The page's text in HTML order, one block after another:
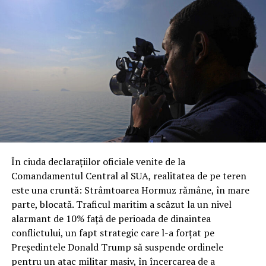
de noi fonduri și flexibilități pentru Pentagon.
radare Kronos, alături de tehnologia ACUS-E produsă de
Leonardo, special concepută pentru a neutraliza
amenințarea dronelor de mici dimensiuni. Importanța
misiunii este subliniată de faptul că Roma a trimis
echipamente de o raritate și complexitate extremă, a
căror eventuală pierdere ar fi o lovitură grea pentru
capacitatea națională de apărare.
Revolta în Parlament: „O răsturnare
inacceptabilă a regulilor
democratice”
Dezvăluirea publică a acestor detalii, apărută inițial pe
site-ul Ministerului Apărării, a provocat o undă de șoc
printre parlamentarii din opoziție. Partidul Democrat a
reacționat dur, acuzând guvernul condus de Giorgia
Meloni că a trimis sute de soldați în zone de criză fără
În ciuda declarațiilor oficiale venite de la
Comandamentul Central al SUA, realitatea de pe teren
este una cruntă: Strâmtoarea Hormuz rămâne, în mare
parte, blocată. Traficul maritim a scăzut la un nivel
alarmant de 10% față de perioada de dinaintea
conflictului, un fapt strategic care l-a forțat pe
Președintele Donald Trump să suspende ordinele
pentru un atac militar masiv, în încercarea de a